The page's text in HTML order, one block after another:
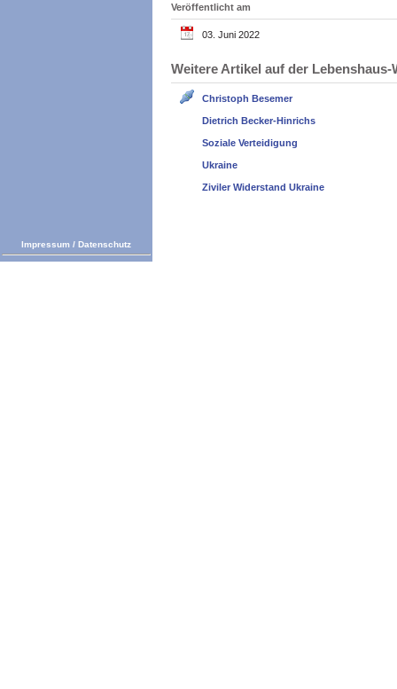
Veröffentlicht am
03. Juni 2022
Weitere Artikel auf der
Christoph Besemer
Dietrich Becker-Hinrichs
Soziale Verteidigung
Ukraine
Ziviler Widerstand Ukraine
Impressum / Datenschutz